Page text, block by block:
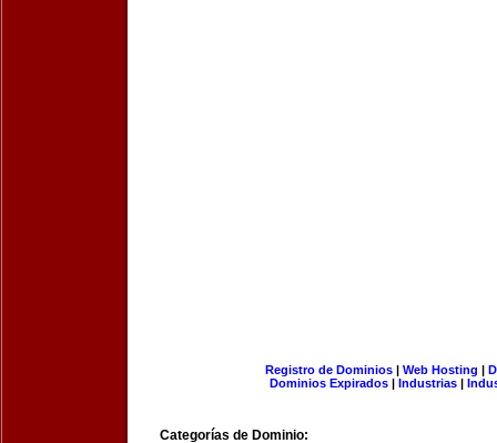
Registro de Dominios| Web Hosting |
Dominios Expirados | Industrias |
Categorías de Dominio: